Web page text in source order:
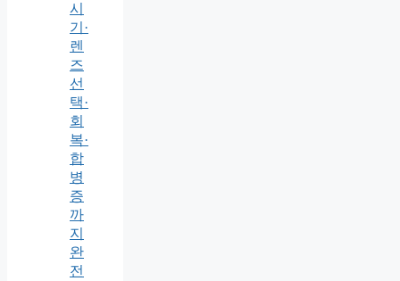
시
기·
렌
즈
선
택·
회
복·
합
병
증
까
지
완
전